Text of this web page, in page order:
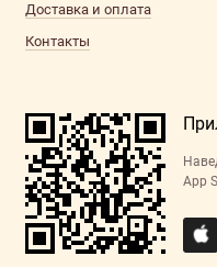
Доставка и оплата
Контакты
App